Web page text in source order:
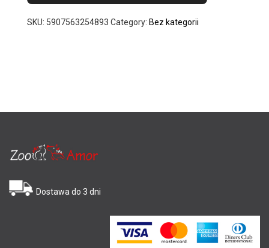
SKU: 5907563254893 Category: Bez kategorii
Dostawa do 3 dni